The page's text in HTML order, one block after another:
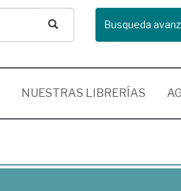
Busqueda
NUESTRAS LIBRERÍAS